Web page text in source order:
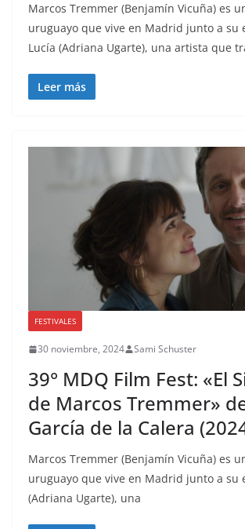
Marcos Tremmer (Benjamín Vicuña) es
uruguayo que vive en Madrid junto a su
Lucía (Adriana Ugarte), una artista que
Leer más
FESTIVALES
30 noviembre, 2024 Sami Schuster
39° MDQ Film Fest: «El
de Marcos Tremmer»
García de la Calera
Marcos Tremmer (Benjamín Vicuña) es
uruguayo que vive en Madrid junto a su
(Adriana Ugarte), una